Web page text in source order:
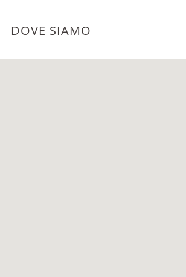
DOVE SIAMO